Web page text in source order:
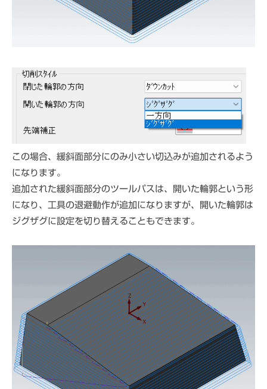
この場合、緩斜面部分にのみ小さい切込みが追加されるよう
になります。
追加された緩斜面部分のツールパスは、開いた輪郭という形
になり、工具の退避動作が追加になりますが、開いた輪郭は
ジグザグに設定を切り替えることもできます。